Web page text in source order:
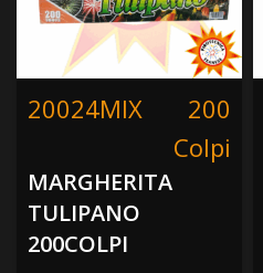
20024MIX
200
Colpi
MARGHERITA
TULIPANO
200COLPI